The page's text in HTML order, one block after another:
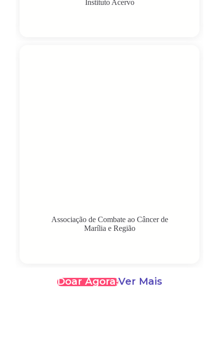
Instituto Acervo
Associação de Combate ao Câncer de
Marília e Região
Doar Agora!Ver Mais